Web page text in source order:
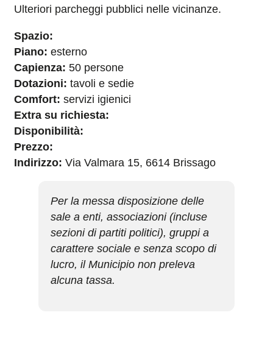
Ulteriori parcheggi pubblici nelle vicinanze.
Spazio:
Piano: esterno
Capienza: 50 persone
Dotazioni: tavoli e sedie
Comfort: servizi igienici
Extra su richiesta:
Disponibilità:
Prezzo:
Indirizzo: Via Valmara 15, 6614 Brissago
Per la messa disposizione delle
sale a enti, associazioni (incluse
sezioni di partiti politici), gruppi a
carattere sociale e senza scopo di
lucro, il Municipio non preleva
alcuna tassa.